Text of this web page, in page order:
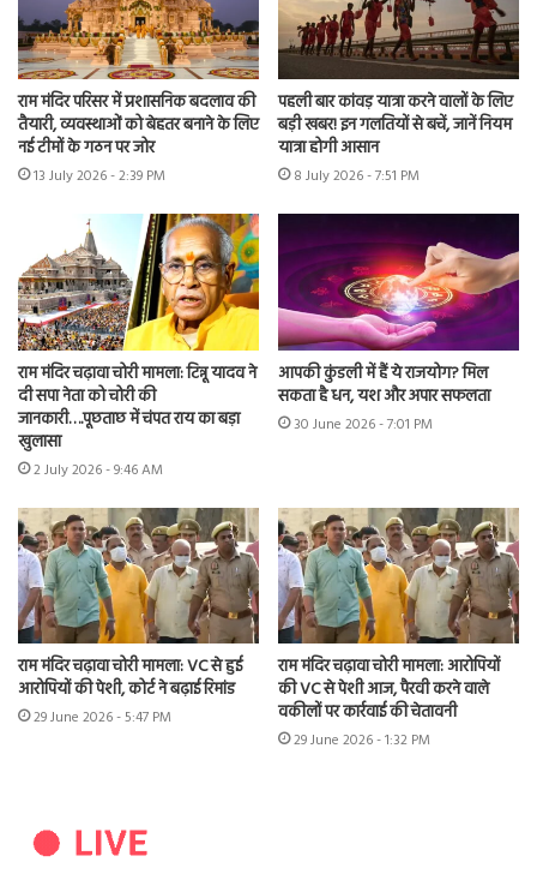
राम मंदिर परिसर में प्रशासनिक बदलाव की
तैयारी, व्यवस्थाओं को बेहतर बनाने के लिए
नई टीमों के गठन पर जोर
13 July 2026 - 2:39 PM
पहली बार कांवड़ यात्रा करने वालों के लिए
बड़ी खबर! इन गलतियों से बचें, जानें नियम
यात्रा होगी आसान
8 July 2026 - 7:51 PM
राम मंदिर चढ़ावा चोरी मामला: टिन्नू यादव ने
दी सपा नेता को चोरी की
जानकारी….पूछताछ में चंपत राय का बड़ा
खुलासा
2 July 2026 - 9:46 AM
आपकी कुंडली में हैं ये राजयोग? मिल
सकता है धन, यश और अपार सफलता
30 June 2026 - 7:01 PM
राम मंदिर चढ़ावा चोरी मामला: VC से हुई
आरोपियों की पेशी, कोर्ट ने बढ़ाई रिमांड
29 June 2026 - 5:47 PM
राम मंदिर चढ़ावा चोरी मामला: आरोपियों
की VC से पेशी आज, पैरवी करने वाले
वकीलों पर कार्रवाई की चेतावनी
29 June 2026 - 1:32 PM